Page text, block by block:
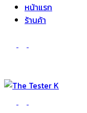
หน้าแรก
ร้านค้า
The Tester K
Korean cosmetics